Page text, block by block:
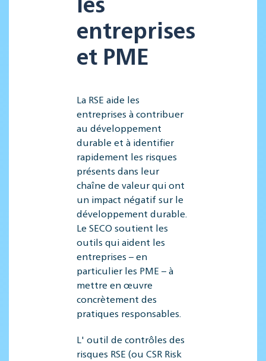
entreprises
et PME
La RSE aide les
entreprises à contribuer
au développement
durable et à identifier
rapidement les risques
présents dans leur
chaîne de valeur qui ont
un impact négatif sur le
développement durable.
Le SECO soutient les
outils qui aident les
entreprises – en
particulier les PME – à
mettre en œuvre
concrètement des
pratiques responsables.
L' outil de contrôles des
risques RSE (ou CSR Risk